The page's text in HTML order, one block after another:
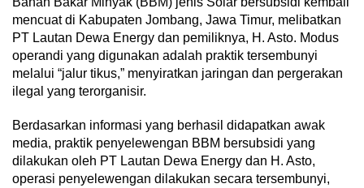
mencuat di Kabupaten Jombang, Jawa Timur, melibatkan
PT Lautan Dewa Energy dan pemiliknya, H. Asto. Modus
operandi yang digunakan adalah praktik tersembunyi
melalui “jalur tikus,” menyiratkan jaringan dan pergerakan
ilegal yang terorganisir.
Berdasarkan informasi yang berhasil didapatkan awak
media, praktik penyelewengan BBM bersubsidi yang
dilakukan oleh PT Lautan Dewa Energy dan H. Asto,
operasi penyelewengan dilakukan secara tersembunyi,